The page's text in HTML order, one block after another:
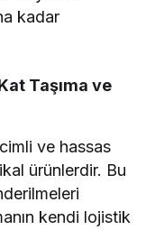
kadar
Taşıma ve
ve hassas
ürünlerdir. Bu
kendi lojistik